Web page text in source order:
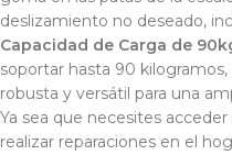
deslizamiento no deseado,
Capacidad de Carga de
soportar hasta 90
robusta y versátil para una
Ya sea que necesites
realizar reparaciones en el